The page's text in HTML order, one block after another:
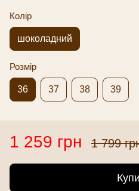
Колір
шоколадний
Розмір
36 37 38 39
1 259 грн 1 799